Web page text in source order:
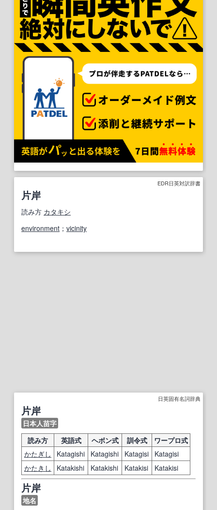
EDR日英対訳辞書
片岸
読み方 カタキシ
environment ； vicinity
日英固有名詞辞典
片岸
日本人苗字
読み方
英語式 ヘボン式 訓令式
ワープロ式
かたぎし
Katagishi Katagishi Katagisi
Katagisi
かたきし
Katakishi Katakishi Katakisi Katakisi
片岸
地名